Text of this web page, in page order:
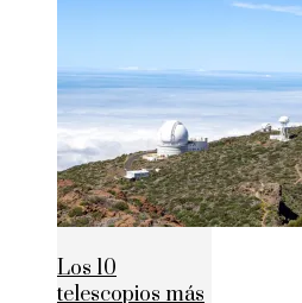
Los 10
telescopios más